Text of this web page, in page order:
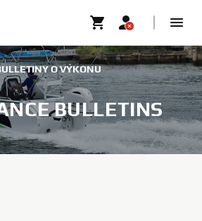
O VÝKONU
BULLETINS